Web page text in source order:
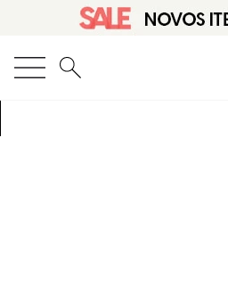
O que você está procurando?